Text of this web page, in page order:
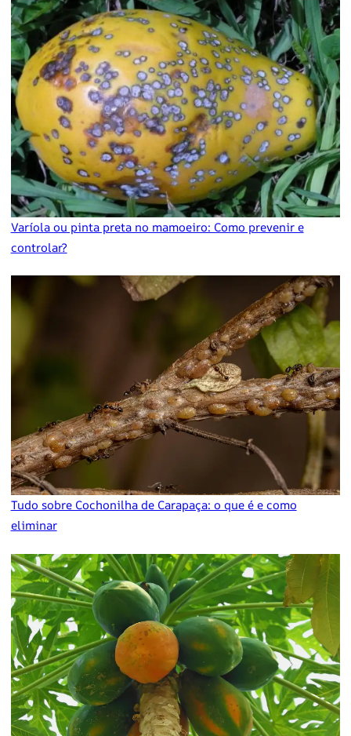
Varíola ou pinta preta no mamoeiro: Como prevenir e
controlar?
Tudo sobre Cochonilha de Carapaça: o que é e como
eliminar